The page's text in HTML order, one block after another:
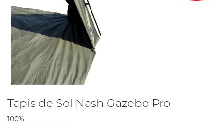
Tapis de Sol Nash Gazebo Pro
100%